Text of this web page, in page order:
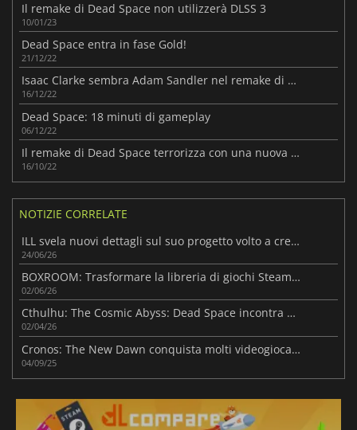
Il remake di Dead Space non utilizzerà DLSS 3
10/01/23
Dead Space entra in fase Gold!
21/12/22
Isaac Clarke sembra Adam Sandler nel remake di Dead Space
16/12/22
Dead Space: 18 minuti di gameplay
06/12/22
Il remake di Dead Space terrorizza con una nuova anteprima di 8 minuti di gameplay
16/10/22
NOTIZIE CORRELATE
ILL svela nuovi dettagli sul suo progetto volto a creare un'esperienza horror cinematografica
24/06/26
BOXROOM: Trasformare la libreria di giochi Steam in una sala di dischi retrò
02/06/26
Cthulhu: The Cosmic Abyss: Dead Space incontra Subnautica
02/04/26
Cronos: The New Dawn conquista molti videogiocatori
04/09/25